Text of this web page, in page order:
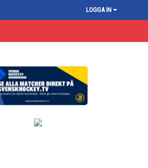
LOGGA IN